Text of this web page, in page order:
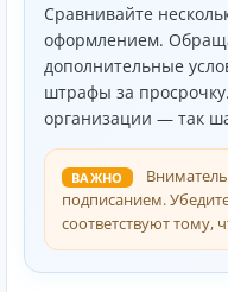
Сравнивайте
оформлением.
дополнительные
штрафы за
организации — так
ВАЖНО
подписанием.
соответствуют тому,